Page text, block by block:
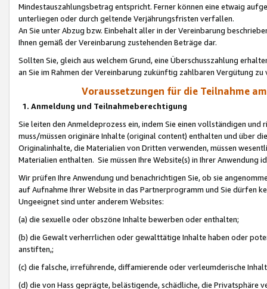
Mindestauszahlungsbetrag entspricht. Ferner können eine etwaig
unterliegen oder durch geltende Verjährungsfristen verfallen.
An Sie unter Abzug bzw. Einbehalt aller in der Vereinbarung
Ihnen gemäß der Vereinbarung zustehenden Beträge dar.
Sollten Sie, gleich aus welchem Grund, eine Überschusszahlung
an Sie im Rahmen der Vereinbarung zukünftig zahlbaren Vergütung zu
Voraussetzungen für die Teilnahme
1. Anmeldung und Teilnahmeberechtigung
Sie leiten den Anmeldeprozess ein, indem Sie einen vollständigen
muss/müssen originäre Inhalte (original content) enthalten und über
Originalinhalte, die Materialien von Dritten verwenden, müssen
Materialien enthalten. Sie müssen Ihre Website(s) in Ihrer Anwendung
Wir prüfen Ihre Anwendung und benachrichtigen Sie, ob sie
auf Aufnahme Ihrer Website in das Partnerprogramm und Sie dürfen
Ungeeignet sind unter anderem Websites:
(a) die sexuelle oder obszöne Inhalte bewerben oder enthalten;
(b) die Gewalt verherrlichen oder gewalttätige Inhalte haben oder
anstiften,;
(c) die falsche, irreführende, diffamierende oder verleumderische
(d) die von Hass geprägte, belästigende, schädliche, die Privatsphäre